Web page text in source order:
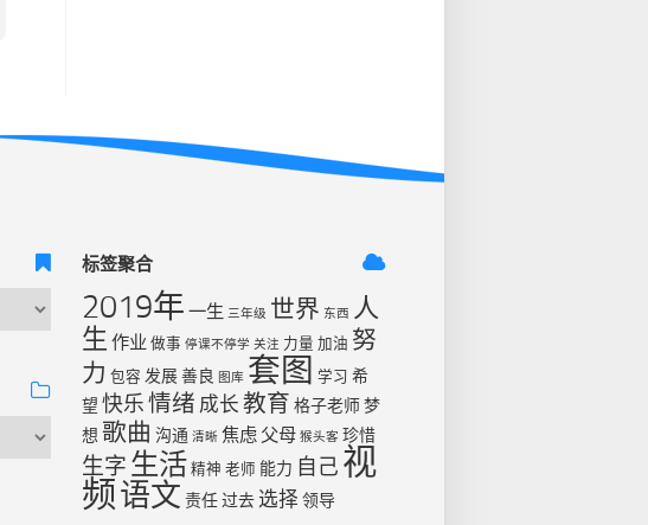
标签聚合
2019年 一生 三年级 世界 东西 人
生 作业 做事 停课不停学 关注 力量 加油 努
力 包容 发展善良 图库 套图 学习 希
望 快乐情绪 成长 教育 格子老师梦
想 歌曲 沟通 清晰 焦虑 父母 猴头客 珍惜
生字 生活 精神 老师 能力 自己 视
频语文 责任过去 选择 领导